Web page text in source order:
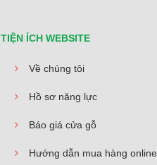
TIỆN ÍCH WEBSITE
Về chúng tôi
Hồ sơ năng lực
Báo giá cửa gỗ
Hướng dẫn mua hàng online